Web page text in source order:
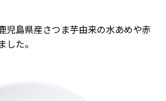
児島県産さつま芋由来の水あめや赤
た。